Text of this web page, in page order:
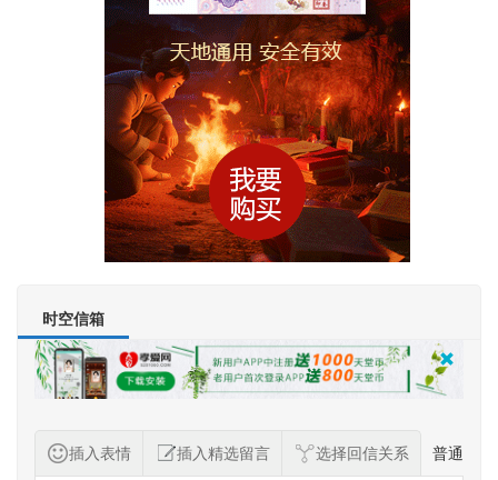
时空信箱
插入表情 插入精选留言 选择回信关系 普通